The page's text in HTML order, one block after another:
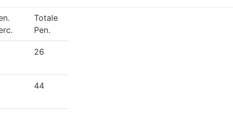
Totale
Pen.
26
44